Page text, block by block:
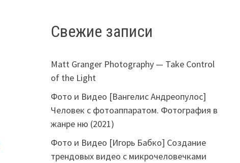
Свежие записи
Matt Granger Photography — Take Control
of the Light
Фото и Видео [Вангелис Андреопулос]
Человек с фотоаппаратом. Фотография в
жанре ню (2021)
Фото и Видео [Игорь Бабко] Создание
трендовых видео с микрочеловечками